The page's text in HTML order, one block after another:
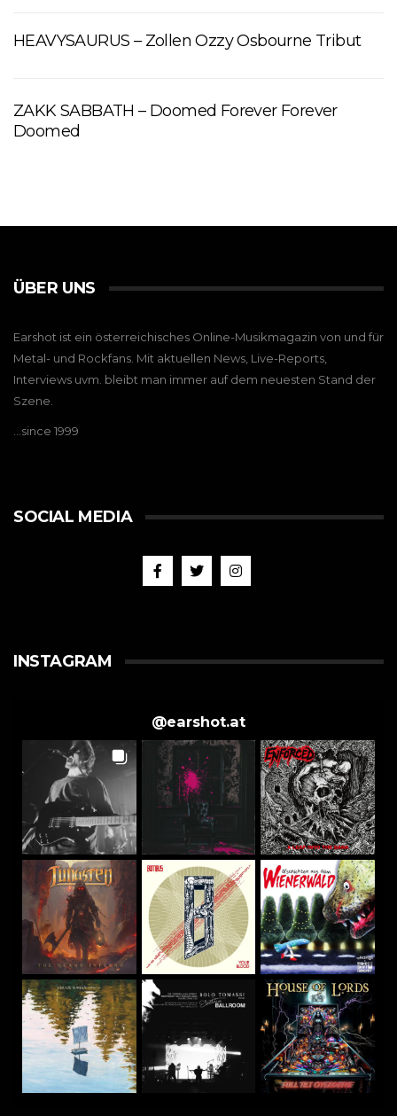
HEAVYSAURUS – Zollen Ozzy Osbourne Tribut
ZAKK SABBATH – Doomed Forever Forever
Doomed
ÜBER UNS
Earshot ist ein österreichisches Online-Musikmagazin von und für
Metal- und Rockfans. Mit aktuellen News, Live-Reports,
Interviews uvm. bleibt man immer auf dem neuesten Stand der
Szene.
…since 1999
SOCIAL MEDIA
INSTAGRAM
@earshot.at